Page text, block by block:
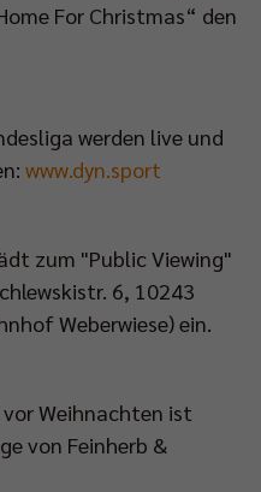
For Christmas“ den
werden live und
www.dyn.sport
zum "Public Viewing"
6, 10243
Weberwiese) ein.
Weihnachten ist
von Feinherb &